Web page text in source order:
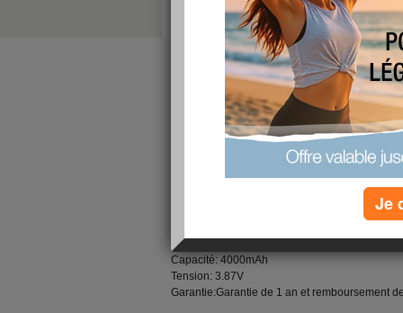
Batterie Meizu
18
publié le 20/12/2023 à 02:57
Batterie Meizu BA181
restez productif
standard. Cette batterie pour Meizu 18
longue
l'accessoire indispensable afin de rester
Meilleure qualite, prix de gros, large gamme
Batterie Meizu BA181 pour Meizu 18
Technologie:Li-ion Polymer
Capacité: 4000mAh
Tension: 3.87V
Garantie:Garantie de 1 an et remboursement
Je